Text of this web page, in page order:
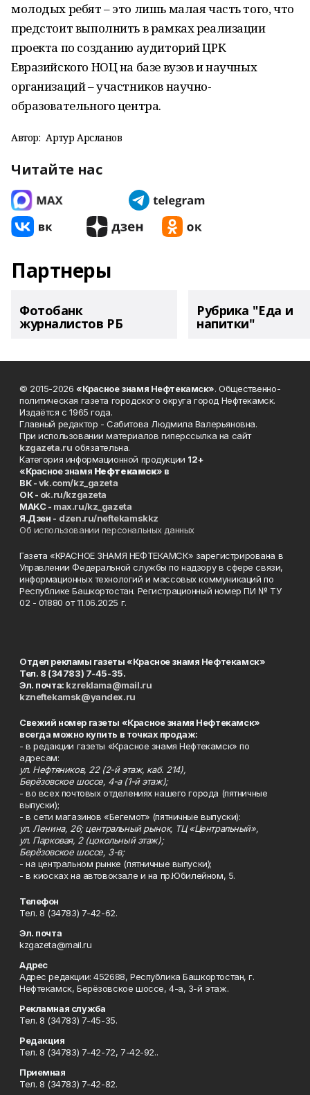
молодых ребят – это лишь малая часть того, что
предстоит выполнить в рамках реализации
проекта по созданию аудиторий ЦРК
Евразийского НОЦ на базе вузов и научных
организаций – участников научно-
образовательного центра.
Автор: Артур Арсланов
Читайте нас
Партнеры
Фотобанк
журналистов РБ
Рубрика "Еда и
напитки"
© 2015-2026 «Красное знамя Нефтекамск». Общественно-
политическая газета городского округа город Нефтекамск.
Издаётся с 1965 года.
Главный редактор - Сабитова Людмила Валерьяновна.
При использовании материалов гиперссылка на сайт
kzgazeta.ru обязательна.
Категория информационной продукции 12+
«Красное знамя Нефтекамск» в
ВК -vk.com/kz_gazeta
ОК - ok.ru/kzgazeta
MAKC - max.ru/kz_gazeta
Я.Дзен - dzen.ru/neftekamskkz
Об использовании персональных данных
Газета «КРАСНОЕ ЗНАМЯ НЕФТЕКАМСК» зарегистрирована в
Управлении Федеральной службы по надзору в сфере связи,
информационных технологий и массовых коммуникаций по
Республике Башкортостан. Регистрационный номер ПИ № ТУ
02 - 01880 от 11.06.2025 г.
Отдел рекламы газеты «Красное знамя Нефтекамск»
Тел. 8 (34783) 7-45-35.
Эл. почта: kzreklama@mail.ru
kzneftekamsk@yandex.ru
Свежий номер газеты «Красное знамя Нефтекамск»
всегда можно купить в точках продаж:
- в редакции газеты «Красное знамя Нефтекамск» по
адресам:
ул. Нефтяников, 22 (2-й этаж, каб. 214),
Берёзовское шоссе, 4-а (1-й этаж);
- во всех почтовых отделениях нашего города (пятничные
выпуски);
- в сети магазинов «Бегемот» (пятничные выпуски):
ул. Ленина, 26; центральный рынок, ТЦ «Центральный»,
ул. Парковая, 2 (цокольный этаж);
Берёзовское шоссе, 3-в;
- на центральном рынке (пятничные выпуски);
- в киосках на автовокзале и на пр.Юбилейном, 5.
Телефон
Тел. 8 (34783) 7-42-62.
Эл. почта
kzgazeta@mail.ru
Адрес
Адрес редакции: 452688, Республика Башкортостан, г.
Нефтекамск, Берёзовское шоссе, 4-а, 3-й этаж.
Рекламная служба
Тел. 8 (34783) 7-45-35.
Редакция
Тел. 8 (34783) 7-42-72, 7-42-92..
Приемная
Тел. 8 (34783) 7-42-82.